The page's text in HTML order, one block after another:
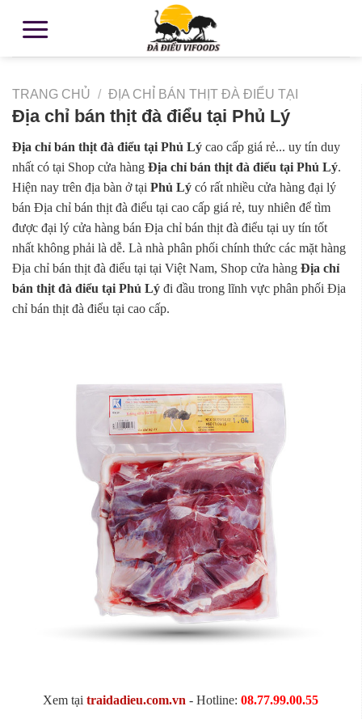
TRANG CHỦ / ĐỊA CHỈ BÁN THỊT ĐÀ ĐIỂU TẠI
Địa chỉ bán thịt đà điểu tại Phủ Lý
Địa chỉ bán thịt đà điểu tại Phủ Lý cao cấp giá rẻ... uy tín duy
nhất có tại Shop cửa hàng Địa chỉ bán thịt đà điểu tại Phủ Lý.
Hiện nay trên địa bàn ở tại Phủ Lý có rất nhiều cửa hàng đại lý
bán Địa chỉ bán thịt đà điểu tại cao cấp giá rẻ, tuy nhiên để tìm
được đại lý cửa hàng bán Địa chỉ bán thịt đà điểu tại uy tín tốt
nhất không phải là dễ. Là nhà phân phối chính thức các mặt hàng
Địa chỉ bán thịt đà điểu tại tại Việt Nam, Shop cửa hàng Địa chỉ
bán thịt đà điểu tại Phủ Lý đi đầu trong lĩnh vực phân phối Địa
chỉ bán thịt đà điểu tại cao cấp.
Xem tại traidadieu.com.vn - Hotline: 08.77.99.00.55